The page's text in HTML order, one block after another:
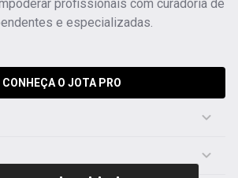
profissionais com curadoria de
e especializadas.
CONHEÇA O JOTA PRO